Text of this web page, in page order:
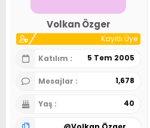
Volkan Özger
Kayıtlı Üye
Katılım
5 Tem 2005
Mesajlar 1,678
Yaş 40